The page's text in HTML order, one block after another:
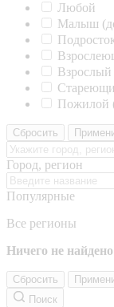
Любой
Малыш
Взрослый
Пожилой
Сбросить
Город, регион
Популярные
Все регионы
Ничего не найдено
Сбросить
Поиск